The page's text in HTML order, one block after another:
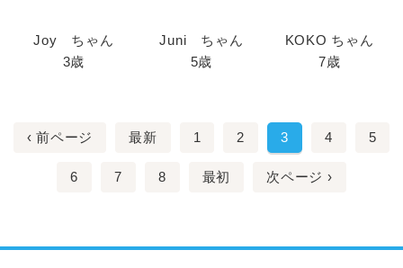
Joy ちゃん
3歳
Juni ちゃん
5歳
KOKO ちゃん
7歳
‹ 前ページ 最新 1 2 3 4 5
6 7 8 最初 次ページ ›